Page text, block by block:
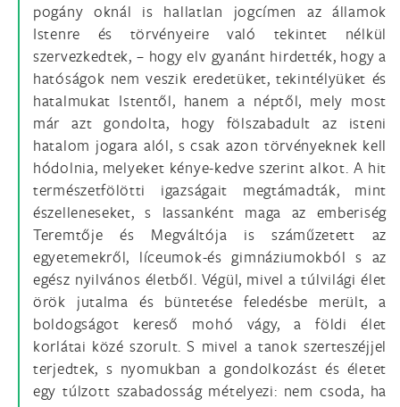
pogány oknál is hallatlan jogcímen az államok
Istenre és törvényeire való tekintet nélkül
szervezkedtek, – hogy elv gyanánt hirdették, hogy a
hatóságok nem veszik eredetüket, tekintélyüket és
hatalmukat Istentől, hanem a néptől, mely most
már azt gondolta, hogy fölszabadult az isteni
hatalom jogara alól, s csak azon törvényeknek kell
hódolnia, melyeket kénye-kedve szerint alkot. A hit
természetfölötti igazságait megtámadták, mint
észelleneseket, s lassanként maga az emberiség
Teremtője és Megváltója is száműzetett az
egyetemekről, líceumok-és gimnáziumokból s az
egész nyilvános életből. Végül, mivel a túlvilági élet
örök jutalma és büntetése feledésbe merült, a
boldogságot kereső mohó vágy, a földi élet
korlátai közé szorult. S mivel a tanok szerteszéjjel
terjedtek, s nyomukban a gondolkozást és életet
egy túlzott szabadosság mételyezi: nem csoda, ha